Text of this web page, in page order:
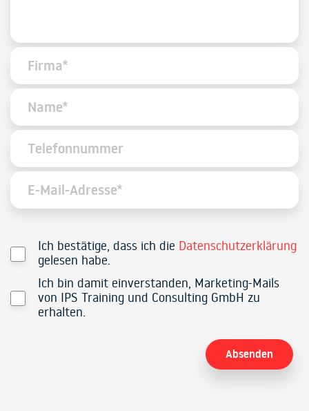
Ich bestätige, dass ich die Datenschutzerklärung
gelesen habe.
Ich bin damit einverstanden, Marketing-Mails
von IPS Training und Consulting GmbH zu
erhalten.